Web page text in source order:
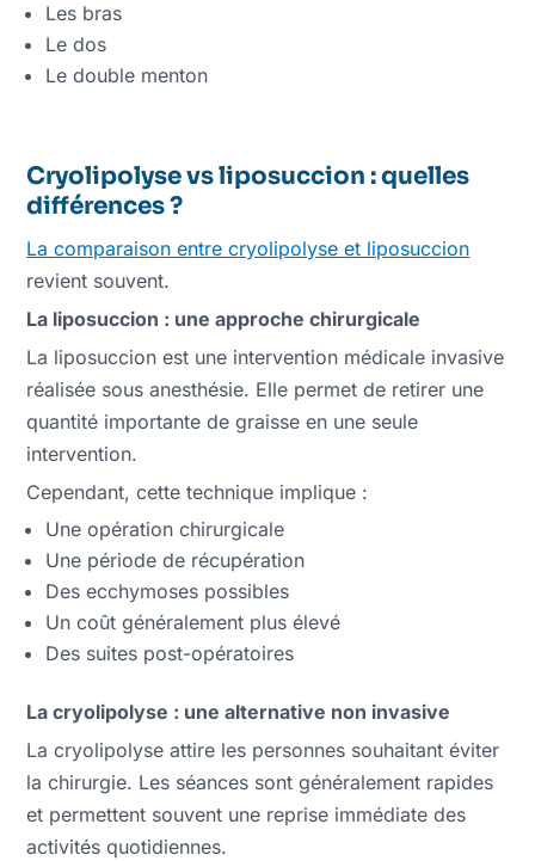
Les bras
Le dos
Le double menton
Cryolipolyse vs liposuccion : quelles
différences ?
La comparaison entre cryolipolyse et liposuccion
revient souvent.
La liposuccion : une approche chirurgicale
La liposuccion est une intervention médicale invasive
réalisée sous anesthésie. Elle permet de retirer une
quantité importante de graisse en une seule
intervention.
Cependant, cette technique implique :
Une opération chirurgicale
Une période de récupération
Des ecchymoses possibles
Un coût généralement plus élevé
Des suites post-opératoires
La cryolipolyse : une alternative non invasive
La cryolipolyse attire les personnes souhaitant éviter
la chirurgie. Les séances sont généralement rapides
et permettent souvent une reprise immédiate des
activités quotidiennes.